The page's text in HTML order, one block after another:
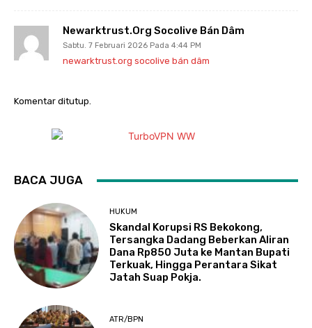
Newarktrust.org Socolive Bán Dâm
Sabtu. 7 Februari 2026 Pada 4:44 PM
newarktrust.org socolive bán dâm
Komentar ditutup.
BACA JUGA
HUKUM
Skandal Korupsi RS Bekokong,
Tersangka Dadang Beberkan Aliran
Dana Rp850 Juta ke Mantan Bupati
Terkuak, Hingga Perantara Sikat
Jatah Suap Pokja.
ATR/BPN